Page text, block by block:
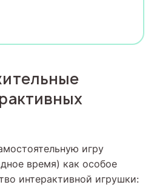
игру
время) как особое
интерактивной игрушки: